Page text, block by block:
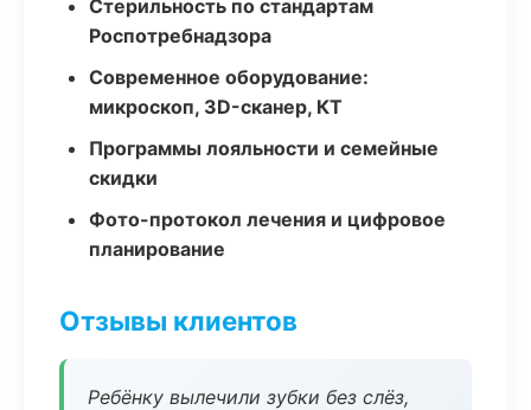
Стерильность по стандартам
Роспотребнадзора
Современное оборудование:
микроскоп, 3D-сканер, КТ
Программы лояльности и семейные
скидки
Фото-протокол лечения и цифровое
планирование
Отзывы клиентов
Ребёнку вылечили зубки без слёз,